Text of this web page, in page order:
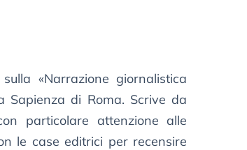
«Narrazione giornalistica
Sapienza di Roma. Scrive da
particolare attenzione alle
le case editrici per recensire